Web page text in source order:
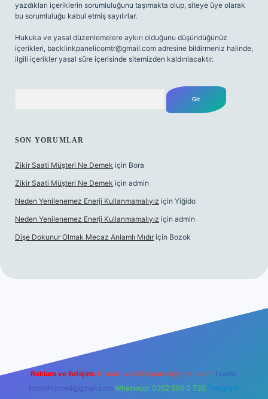
yazdıkları içeriklerin sorumluluğunu taşımakta olup, siteye üye olarak
bu sorumluluğu kabul etmiş sayılırlar.
Hukuka ve yasal düzenlemelere aykırı olduğunu düşündüğünüz
içerikleri, backlinkpanelicomtr@gmail.com adresine bildirmeniz halinde,
ilgili içerikler yasal süre içerisinde sitemizden kaldırılacaktır.
SON YORUMLAR
Zikir Saati Müşteri Ne Demek için Bora
Zikir Saati Müşteri Ne Demek için admin
Neden Yenilenemez Enerji Kullanmamalıyız için Yiğido
Neden Yenilenemez Enerji Kullanmamalıyız için admin
Dişe Dokunur Olmak Mecaz Anlamlı Mıdır için Bozok
Reklam ve İletişim: E-mail: backlinkpaneli@gmail.com Teams:
forumhizmeti@gmail.com Whatsapp: 0262 606 0 726 Telegram: